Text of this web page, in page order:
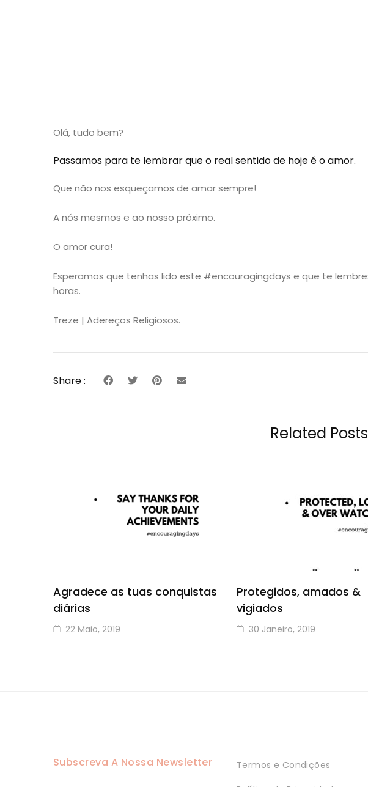
Olá, tudo bem?
Passamos para te lembrar que o real sentido de hoje é o amor.
Que não nos esqueçamos de amar sempre!
A nós mesmos e ao nosso próximo.
O amor cura!
Esperamos que tenhas lido este #encouragingdays e que te
horas.
Treze | Adereços Religiosos.
Share :
Related Posts
Agradece as tuas conquistas
diárias
22 Maio, 2019
Protegidos, amados &
vigiados
30 Janeiro, 2019
Subscreva A Nossa Newsletter
Termos e Condições